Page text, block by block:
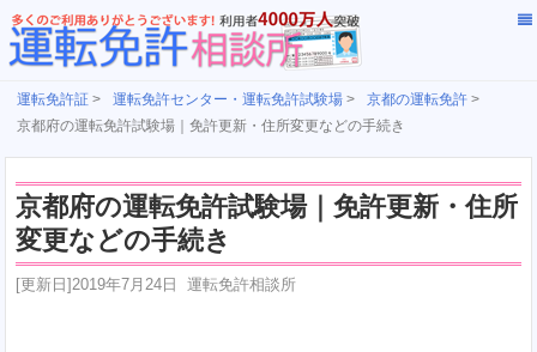
運転免許証 > 運転免許センター・運転免許試験場 > 京都の運転免許 >
京都府の運転免許試験場｜免許更新・住所変更などの手続き
京都府の運転免許試験場｜免許更新・住所
変更などの手続き
[更新日]2019年7月24日 運転免許相談所